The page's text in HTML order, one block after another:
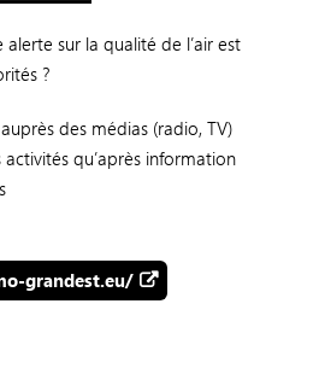
alerte sur la qualité de l’air est
?
des médias (radio, TV)
qu’après information
grandest.eu/